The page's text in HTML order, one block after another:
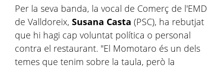
Per la seva banda, la vocal de Comerç de l'EMD
de Valldoreix, Susana Casta (PSC), ha rebutjat
que hi hagi cap voluntat política o personal
contra el restaurant. "El Momotaro és un dels
temes que tenim sobre la taula, però la